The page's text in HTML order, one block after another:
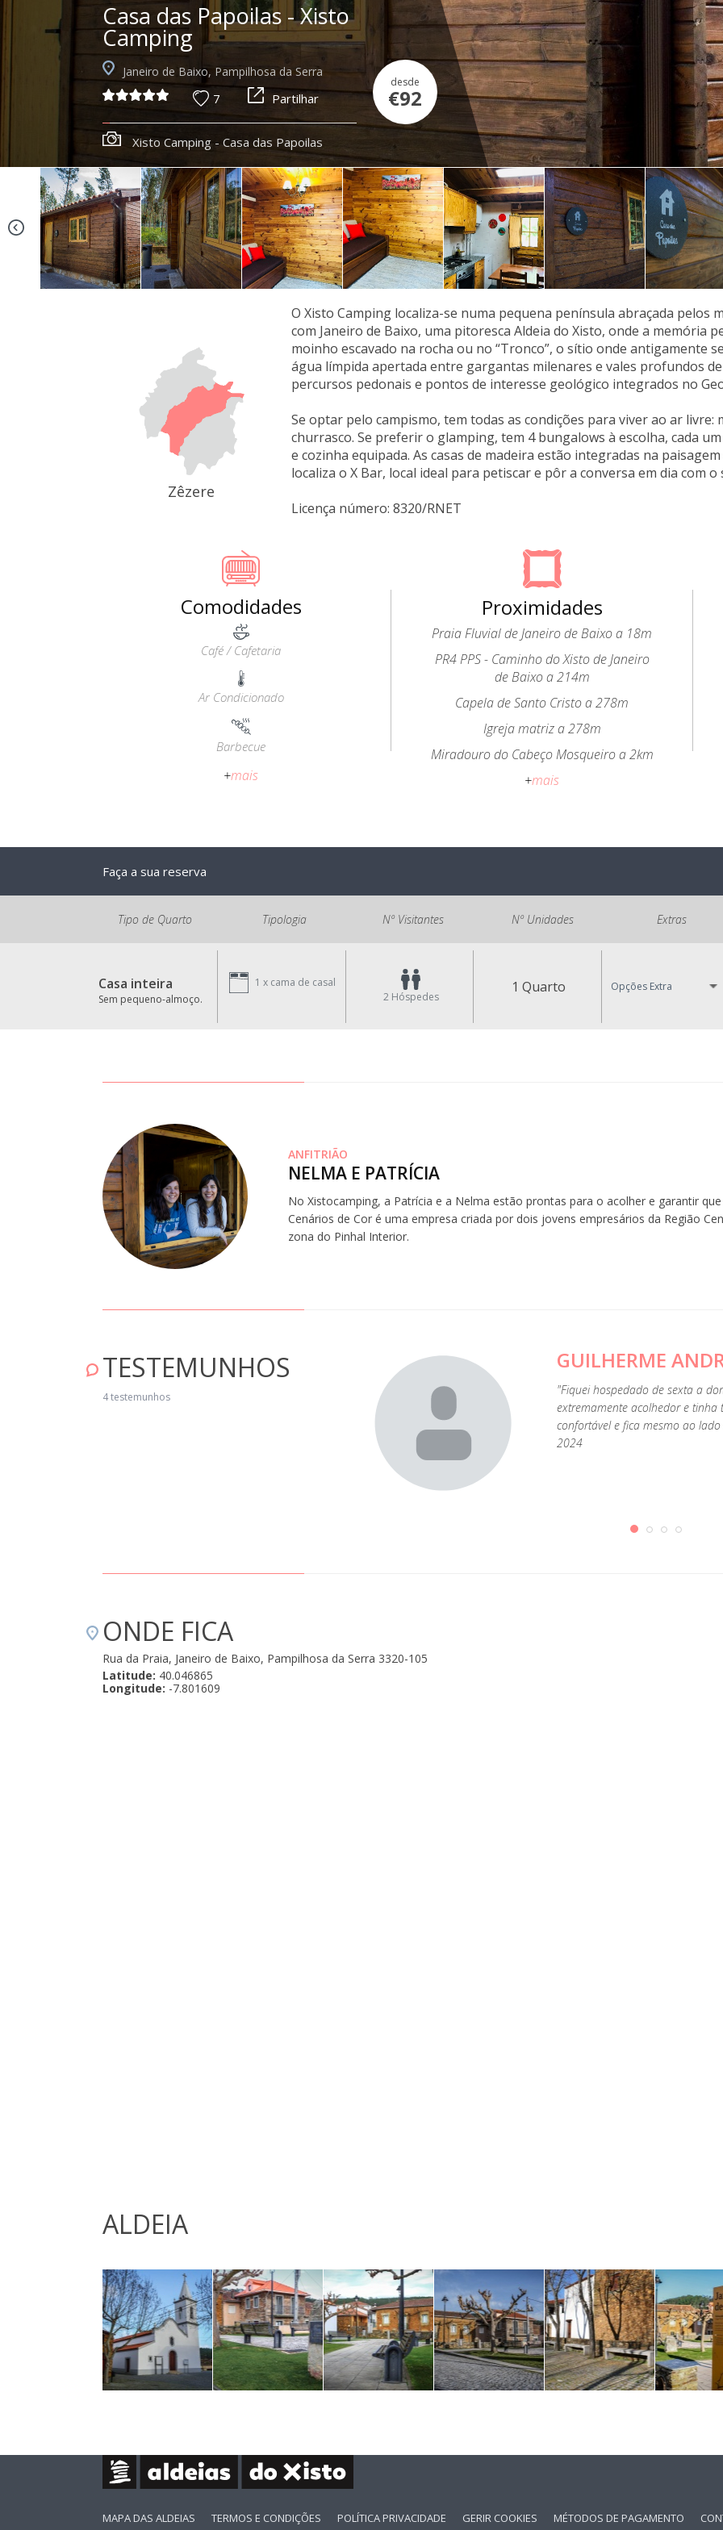
Casa das Papoilas - Xisto
Camping
Janeiro de Baixo, Pampilhosa da Serra
7 Partilhar
desde
€92
Xisto Camping - Casa das Papoilas
Zêzere
O Xisto Camping localiza-se numa pequena península abraçada pelos
com Janeiro de Baixo, uma pitoresca Aldeia do Xisto, onde a memória
moinho escavado na rocha ou no “Tronco”, o sítio onde antigamente
água límpida apertada entre gargantas milenares e vales profundos
percursos pedonais e pontos de interesse geológico integrados no
Se optar pelo campismo, tem todas as condições para viver ao ar
churrasco. Se preferir o glamping, tem 4 bungalows à escolha, cada
e cozinha equipada. As casas de madeira estão integradas na
localiza o X Bar, local ideal para petiscar e pôr a conversa em dia com
Licença número: 8320/RNET
Comodidades
Café / Cafetaria
Ar Condicionado
Barbecue
+mais
Proximidades
Praia Fluvial de Janeiro de Baixo a 18m
PR4 PPS - Caminho do Xisto de Janeiro
de Baixo a 214m
Capela de Santo Cristo a 278m
Igreja matriz a 278m
Miradouro do Cabeço Mosqueiro a 2km
+mais
Faça a sua reserva
Tipo de Quarto Tipologia Nº Visitantes Nº Unidades Extras
Casa inteira
Sem pequeno-almoço.
1 x cama de casal
2 Hóspedes
1 Quarto Opções Extra
ANFITRIÃO
NELMA E PATRÍCIA
No Xistocamping, a Patrícia e a Nelma estão prontas para o acolher e garantir
Cenários de Cor é uma empresa criada por dois jovens empresários da Região
zona do Pinhal Interior.
TESTEMUNHOS
4 testemunhos
Julho 21, 2021 GUILHERME
"Fiquei hospedado de sexta a
extremamente acolhedor e
confortável e fica mesmo ao
2024
ONDE FICA
Rua da Praia, Janeiro de Baixo, Pampilhosa da Serra 3320-105
Latitude: 40.046865
Longitude: -7.801609
ALDEIA
MAPA DAS ALDEIAS TERMOS E CONDIÇÕES POLÍTICA PRIVACIDADE GERIR COOKIES MÉTODOS DE PAGAMENTO